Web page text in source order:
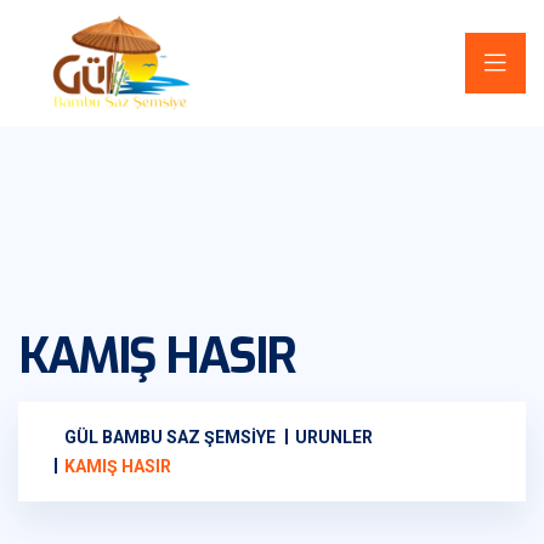
KAMIŞ HASIR
GÜL BAMBU SAZ ŞEMSIYE
URUNLER
KAMIŞ HASIR